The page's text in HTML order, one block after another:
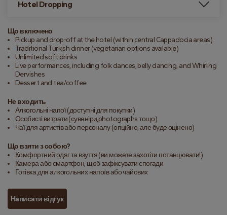
Hotel Dropping
Що включено
Pickup and drop-off at the hotel (within central Cappadocia areas)
Traditional Turkish dinner (vegetarian options available)
Unlimited soft drinks
Live performances, including folk dances, belly dancing, and Whirling
Dervishes
Dessert and tea/coffee
Не входить
Алкогольні напої (доступні для покупки)
Особисті витрати (сувеніри,photographs тощо)
Чаї для артистів або персоналу (опційно, але буде оцінено)
Що взяти з собою?
Комфортний одяг та взуття (ви можете захотіти потанцювати!)
Камера або смартфон, щоб зафіксувати спогади
Готівка для алкогольних напоїв або чайових
Написати відгук